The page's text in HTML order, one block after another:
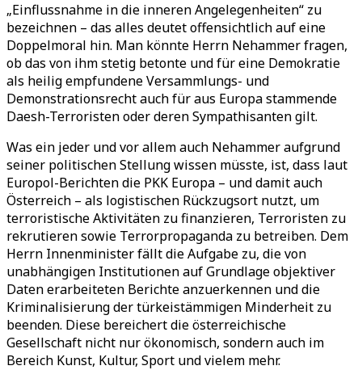
„Einflussnahme in die inneren Angelegenheiten“ zu
bezeichnen – das alles deutet offensichtlich auf eine
Doppelmoral hin. Man könnte Herrn Nehammer fragen,
ob das von ihm stetig betonte und für eine Demokratie
als heilig empfundene Versammlungs- und
Demonstrationsrecht auch für aus Europa stammende
Daesh-Terroristen oder deren Sympathisanten gilt.
Was ein jeder und vor allem auch Nehammer aufgrund
seiner politischen Stellung wissen müsste, ist, dass laut
Europol-Berichten die PKK Europa – und damit auch
Österreich – als logistischen Rückzugsort nutzt, um
terroristische Aktivitäten zu finanzieren, Terroristen zu
rekrutieren sowie Terrorpropaganda zu betreiben. Dem
Herrn Innenminister fällt die Aufgabe zu, die von
unabhängigen Institutionen auf Grundlage objektiver
Daten erarbeiteten Berichte anzuerkennen und die
Kriminalisierung der türkeistämmigen Minderheit zu
beenden. Diese bereichert die österreichische
Gesellschaft nicht nur ökonomisch, sondern auch im
Bereich Kunst, Kultur, Sport und vielem mehr.